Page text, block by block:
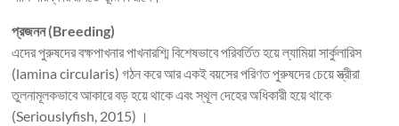
প্রজনন (Breeding)
এদের পুরুষদের বক্ষপাখনার পাখনারশ্মি বিশেষভাবে পরিবর্তিত হয়ে ল্যামিয়া সার্কুলারিস
(lamina circularis) গঠন করে আর একই বয়সের পরিণত পুরুষদের চেয়ে স্ত্রীরা
তুলনামূলকভাবে আকারে বড় হয়ে থাকে এবং স্থূল দেহের অধিকারী হয়ে থাকে
(Seriouslyfish, 2015) ।